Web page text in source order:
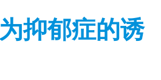
抑郁症的诱